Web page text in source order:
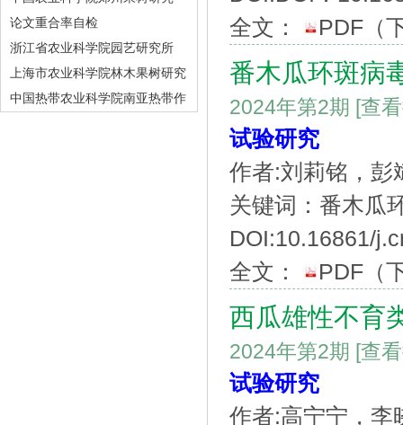
论文重合率自检
浙江省农业科学院园艺研究所
上海市农业科学院林木果树研究
中国热带农业科学院南亚热带作
全文：
PDF （
番木瓜环斑病
2024年第2期 [查
试验研究
作者:刘莉铭，彭
关键词：番木瓜
DOI:10.16861/
全文：
PDF （
西瓜雄性不育
2024年第2期 [查
试验研究
作者:高宁宁，李